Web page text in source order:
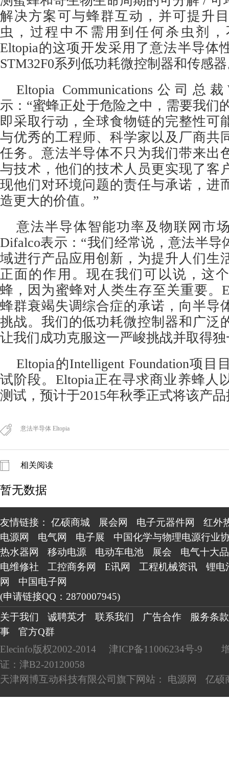
解决方案可与蜂群互动，并可提升
虫，过程中不需用到任何杀虫剂
Eltopia的这项开发采用了意法半导体
STM32F0系列低功耗微控制器和传感
Eltopia Communications公司总
示：“蜜蜂正处于危险之中，需要我们
即采取行动，全球食物链的完整性可
与优秀的工程师、科学家以及厂商共
任务。意法半导体不只为我们带来出
与技术，他们的技术人员更实现了客
现他们对环境问题的责任与承诺，进
造更大的价值。”
意法半导体智能功率及物联网市
Difalco表示：“我们经常说，意法半导
域进行产品应用创新，为提升人们生
正面的作用。现在我们可以说，这
蜂，因为蜜蜂对人类生存至关重要。
蜂群衰竭失调综合症的承诺，向半导
挑战。我们的低功耗微控制器和广泛
让我们成功克服这一严峻挑战并取得
Eltopia的Intelligent Foundation项目
试阶段。Eltopia正在寻求商业养蜂人
测试，预计于2015年秋季正式将该产
意法半导体 Eltopia
相关阅读
暂无数据
友情链接： 亿硕商城 展会网 电子元器件网
红外
电源网
电气网 电子展
中国化学与物理电源行业
热水器网
移动电源 电动车电池 展会
电气十大
电维修社
工控商务网 E讯网 工程机械资讯
锂电
网
中国电子网
(申请链接QQ：2870007945)
关于我们
诚聘英才 联系我们 广告合作
服务条款
事
官方Q群
Elecinfo版权2002-2014
津ICP备11006234号-9
证：津B2-20120058
天津网博互动科技有限公司旗下网站： 电源网 亿硕